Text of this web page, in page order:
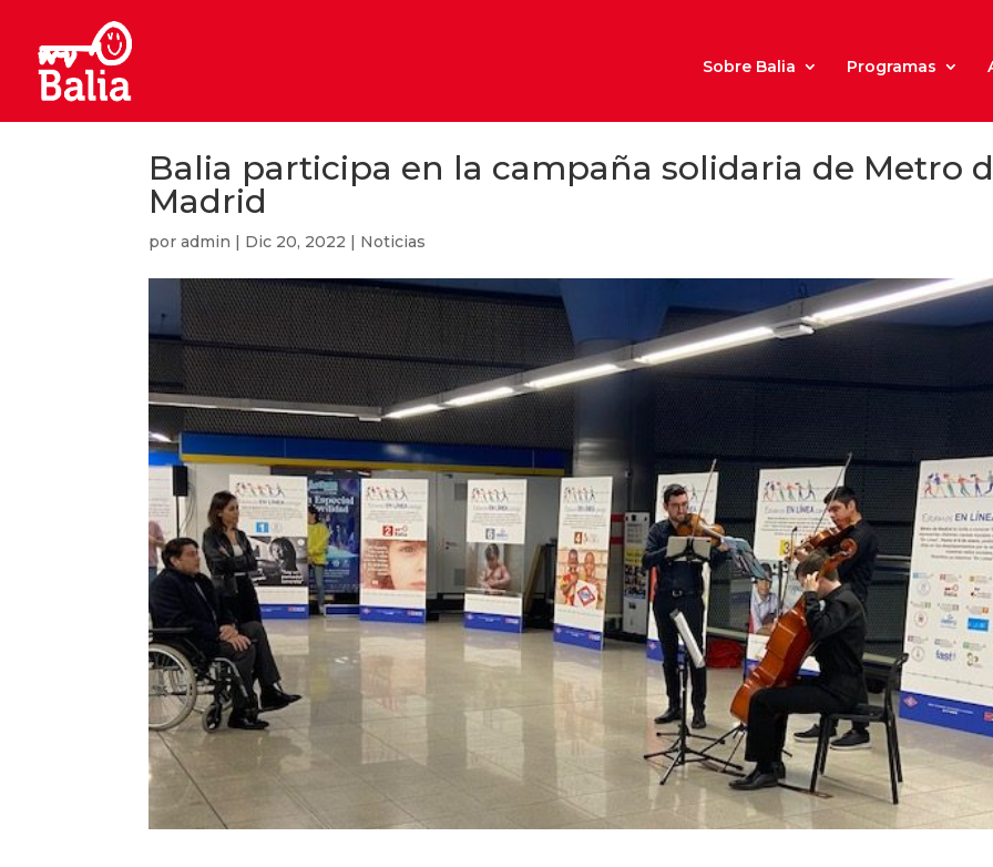
Sobre Balia Programas
Balia participa en la campaña solidaria de Metro
Madrid
poradmin | Dic 20, 2022 | Noticias